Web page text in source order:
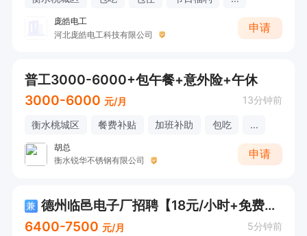
庞皓电工
河北庞皓电工科技有限公司
申请
普工3000-6000+包午餐+意外险+午休
3000-6000 元/月 13分钟前
衡水桃城区 餐费补贴 加班补助 包吃 ...
胡总
衡水锐华不锈钢有限公司
申请
兼
德州临邑电子厂招聘【18元/小时+免费三餐+免费住宿】
6400-7500 元/月 5分钟前